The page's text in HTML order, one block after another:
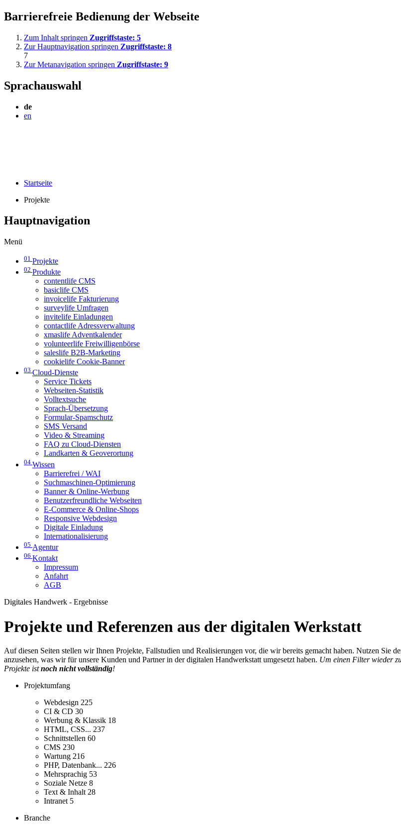
Barrierefreie Bedienung der Webseite
Zum Inhalt springen Zugriffstaste: 5
Zur Hauptnavigation springen Zugriffstaste: 8
7
Zur Metanavigation springen Zugriffstaste: 9
Sprachauswahl
de
en
Startseite
Projekte
Hauptnavigation
Menü
01 Projekte
02 Produkte
contentlife CMS
basiclife CMS
invoicelife Fakturierung
surveylife Umfragen
invitelife Einladungen
contactlife Adressverwaltung
xmaslife Adventkalender
volunteerlife Freiwilligenbörse
saleslife B2B-Marketing
cookielife Cookie-Banner
03 Cloud-Dienste
Service Tickets
Webseiten-Statistik
Volltextsuche
Sprach-Übersetzung
Formular-Spamschutz
SMS Versand
Video & Streaming
FAQ zu Cloud-Diensten
Landkarten & Geoverortung
04 Wissen
Barrierefrei / WAI
Suchmaschinen-Optimierung
Banner & Online-Werbung
Benutzerfreundliche Webseiten
E-Commerce & Online-Shops
Responsive Webdesign
Digitale Einladung
Internationalisierung
05 Agentur
06 Kontakt
Impressum
Anfahrt
AGB
Digitales Handwerk - Ergebnisse
Projekte und Referenzen aus der digitalen Werkstatt
Auf diesen Seiten stellen wir Ihnen Projekte, Fallstudien und Realisierungen vor, die wir bereits gemacht haben. Nutzen Sie
anzusehen, was wir für unsere Kunden und Partner in der digitalen Handwerkstatt umgesetzt haben. Um einen Filter wieder
Projekte istnoch nicht vollständig!
Projektumfang
Webdesign 225
CI & CD 30
Werbung & Klassik 18
HTML, CSS... 237
Schnittstellen 60
CMS 230
Wartung 216
PHP, Datenbank... 226
Mehrsprachig 53
Soziale Netze 8
Text & Inhalt 28
Intranet 5
Branche